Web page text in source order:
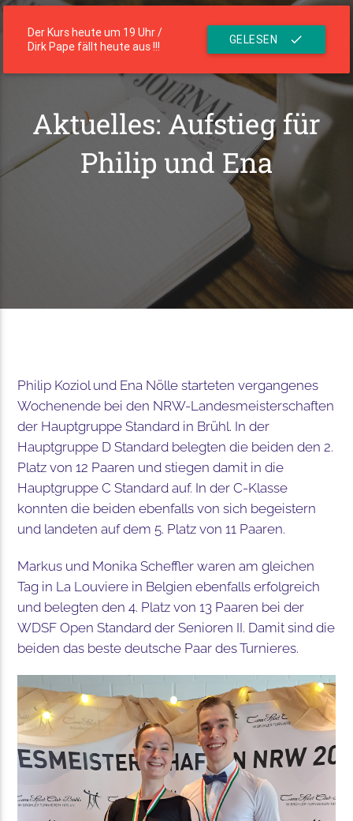
Der Kurs heute um 19 Uhr /
Dirk Pape fällt heute aus !!!
GELESEN check
Die Residenz
menu
Aktuelles: Aufstieg für
Philip und Ena
Philip Koziol und Ena Nölle starteten vergangenes
Wochenende bei den NRW-Landesmeisterschaften
der Hauptgruppe Standard in Brühl. In der
Hauptgruppe D Standard belegten die beiden den 2.
Platz von 12 Paaren und stiegen damit in die
Hauptgruppe C Standard auf. In der C-Klasse
konnten die beiden ebenfalls von sich begeistern
und landeten auf dem 5. Platz von 11 Paaren.
Markus und Monika Scheffler waren am gleichen
Tag in La Louviere in Belgien ebenfalls erfolgreich
und belegten den 4. Platz von 13 Paaren bei der
WDSF Open Standard der Senioren II. Damit sind die
beiden das beste deutsche Paar des Turnieres.